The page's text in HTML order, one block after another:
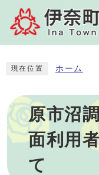
現在位置 ホーム
原市沼
面利用
て